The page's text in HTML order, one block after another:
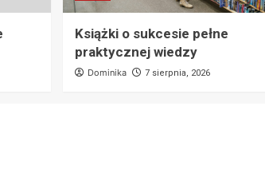
Książki o sukcesie pełne
praktycznej wiedzy
Dominika 7 sierpnia, 2026